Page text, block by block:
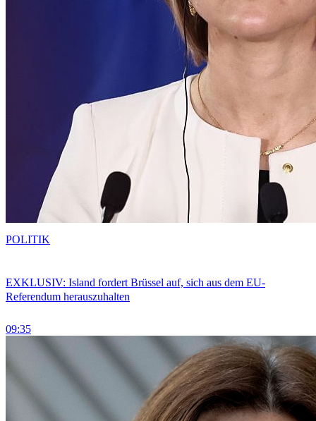
EXKLUSIV: Island fordert Brüssel auf, sich aus dem EU-
Referendum herauszuhalten
09:35
POLITIK